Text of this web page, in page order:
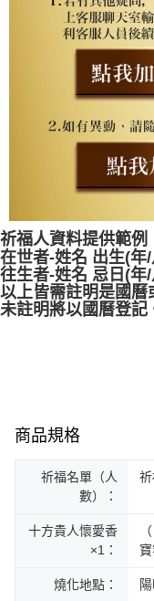
祈福人資料提供範例
在世者-姓名 出生(年
往生者-姓名 忌日(年
以上皆需註明是國曆
未註明將以國曆登記
商品規格
祈福名單（人
數）：
十方貴人懷愛香
×1：
燒化地點：